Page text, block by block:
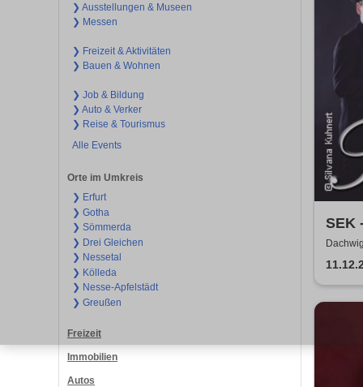
❯ Ausstellungen & Museen
❯ Messen
❯ Freizeit & Aktivitäten
❯ Bauen & Wohnen
❯ Job & Bildung
❯ Auto & Verker
❯ Reise & Tourismus
Alle Events
Orte im Umkreis
❯ Erfurt
❯ Gotha
❯ Sömmerda
❯ Drei Gleichen
❯ Nessetal
❯ Kölleda
❯ Nesse-Apfelstädt
❯ Greußen
Freizeit
Immobilien
Autos
SEK
nicht